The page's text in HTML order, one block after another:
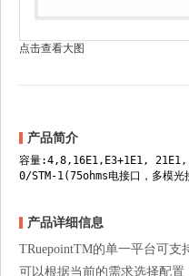
点击查看大图
产品简介
容量:4,8,16E1,E3+1E1, 21E1,
0/STM-1(75ohms电接口，多模
产品详细信息
TRuepointTM的单一平台可
可以根据当前的需求选择配